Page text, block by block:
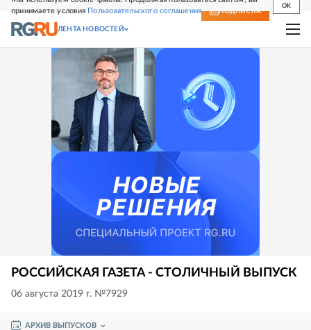
принимаете условия Пользовательского соглашения
OK
СВЕЖИЙ НОМЕР ПОДПИСКА
ЛЕНТА НОВОСТЕЙ
РОССИЙСКАЯ ГАЗЕТА - СТОЛИЧНЫЙ ВЫПУСК
06 августа 2019 г. №7929
АРХИВ ВЫПУСКОВ